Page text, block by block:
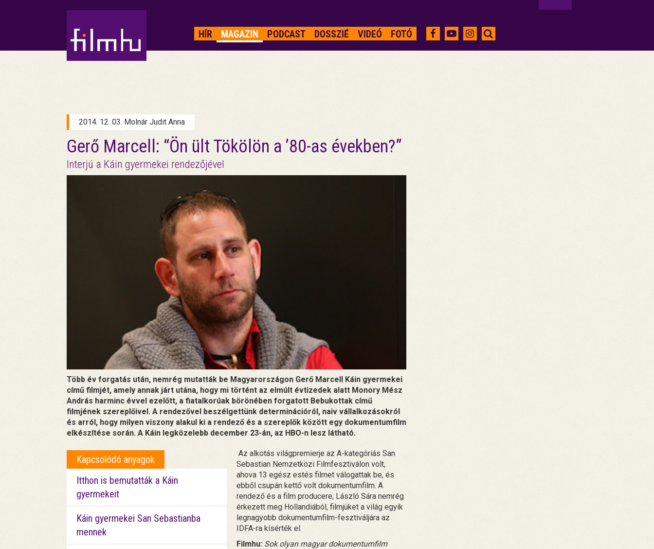
HÍR MAGAZIN PODCAST DOSSZIÉ VIDEÓ FOTÓ
2014. 12. 03. Molnár Judit Anna
Gerő Marcell: “Ön ült Tökölön a ’80-as években?”
Interjú a Káin gyermekei rendezőjével
Több év forgatás után, nemrég mutatták be Magyarországon Gerő Marcell Káin gyermekei
című filmjét, amely annak járt utána, hogy mi történt az elmúlt évtizedek alatt Monory Mész
András harminc évvel ezelőtt, a fiatalkorúak börönében forgatott Bebukottak című
filmjének szereplőivel. A rendezővel beszélgettünk determinációról, naiv vállalkozásokról
és arról, hogy milyen viszony alakul ki a rendező és a szereplők között egy dokumentumfilm
elkészítése során. A Káin legközelebb december 23-án, az HBO-n lesz látható.
Kapcsolódó anyagok
Itthon is bemutatták a Káin
gyermekeit
Káin gyermekei San Sebastianba
mennek
Az alkotás világpremierje az A-kategóriás San
Sebastian Nemzetközi Filmfesztiválon volt,
ahova 13 egész estés filmet válogattak be, és
ebből csupán kettő volt dokumentumfilm. A
rendező és a film producere, László Sára nemrég
érkezett meg Hollandiából, filmjüket a világ egyik
legnagyobb dokumentumfilm-fesztiváljára az
IDFA-ra kísérték el.
Filmhu: Sok olyan magyar dokumentumfilm